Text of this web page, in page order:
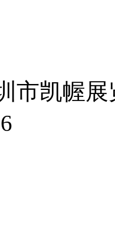
市凯幄